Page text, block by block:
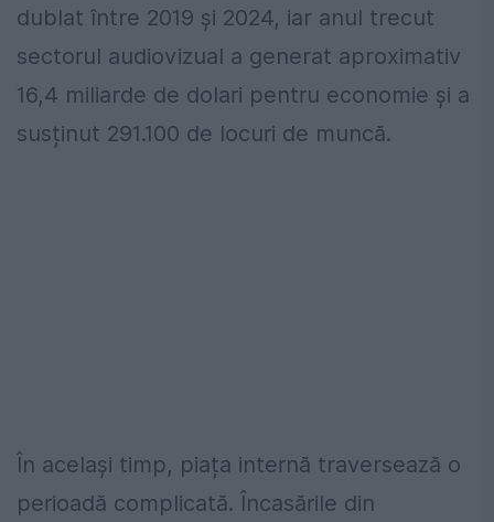
dublat între 2019 și 2024, iar anul trecut
sectorul audiovizual a generat aproximativ
16,4 miliarde de dolari pentru economie și a
susținut 291.100 de locuri de muncă.
În același timp, piața internă traversează o
perioadă complicată. Încasările din